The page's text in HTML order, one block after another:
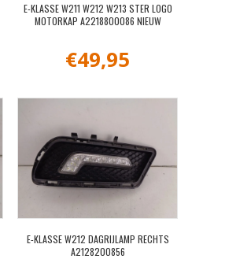
E-KLASSE W211 W212 W213 STER LOGO
MOTORKAP A2218800086 NIEUW
€49,95
E-KLASSE W212 DAGRIJLAMP RECHTS
A2128200856